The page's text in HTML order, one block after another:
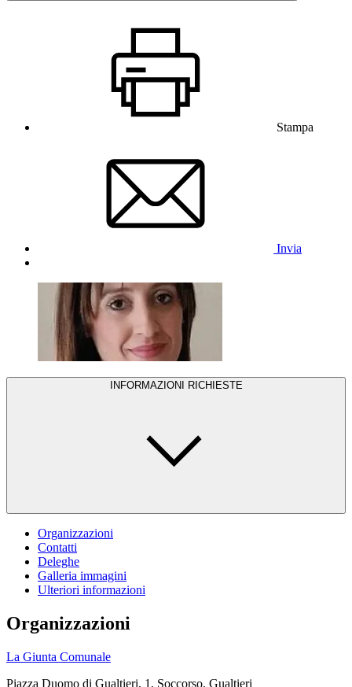
Stampa
Invia
INFORMAZIONI RICHIESTE
Organizzazioni
Contatti
Deleghe
Galleria immagini
Ulteriori informazioni
Organizzazioni
La Giunta Comunale
Piazza Duomo di Gualtieri, 1, Soccorso, Gualtieri